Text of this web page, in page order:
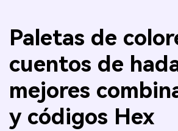
Paletas de
cuentos de
mejores
y códigos Hex